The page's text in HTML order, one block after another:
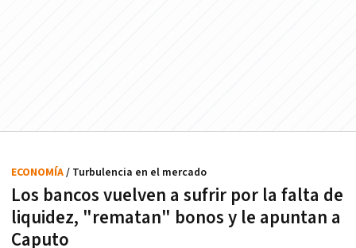
Los bancos vuelven a sufrir por la falta de
liquidez, "rematan" bonos y le apuntan a
Caputo
ECONOMÍA/ Turbulencia en el mercado